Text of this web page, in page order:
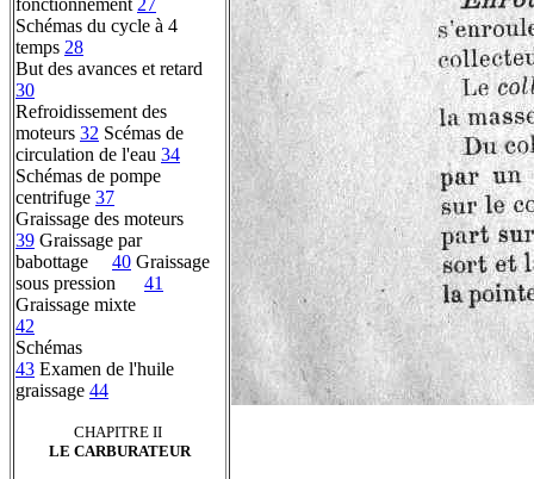
fonctionnement 27
Schémas du cycle à 4
temps 28
But des avances et retard
30
Refroidissement des
moteurs 32 Scémas de
circulation de l'eau 34
Schémas de pompe
centrifuge 37
Graissage des moteurs
39 Graissage par
babottage 40 Graissage
sous pression 41
Graissage mixte
42
Schémas
43 Examen de l'huile
graissage 44
CHAPITRE II
LE CARBURATEUR